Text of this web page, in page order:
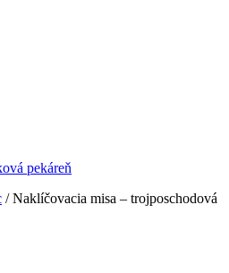
pekáreň
/ Naklíčovacia misa – trojposchodová